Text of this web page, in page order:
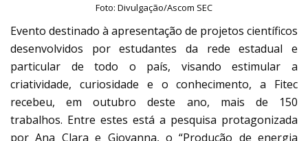
Foto: Divulgação/Ascom SEC
Evento destinado à apresentação de projetos científicos
desenvolvidos por estudantes da rede estadual e
particular de todo o país, visando estimular a
criatividade, curiosidade e o conhecimento, a Fitec
recebeu, em outubro deste ano, mais de 150
trabalhos. Entre estes está a pesquisa protagonizada
por Ana Clara e Giovanna, o “Produção de energia